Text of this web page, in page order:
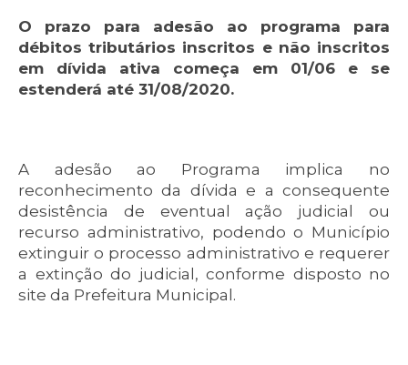
O prazo para adesão ao programa para
débitos tributários inscritos e não inscritos
em dívida ativa começa em 01/06 e se
estenderá até 31/08/2020.
A adesão ao Programa implica no
reconhecimento da dívida e a consequente
desistência de eventual ação judicial ou
recurso administrativo, podendo o Município
extinguir o processo administrativo e requerer
a extinção do judicial, conforme disposto no
site da Prefeitura Municipal.